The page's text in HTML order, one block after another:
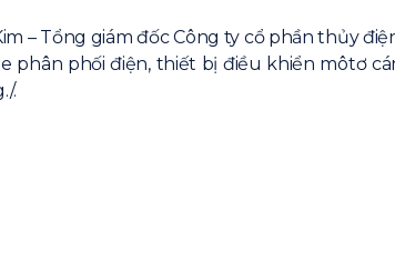
– Tổng giám đốc Công ty cổ phần thủy
phân phối điện, thiết bị điều khiển môtơ
.